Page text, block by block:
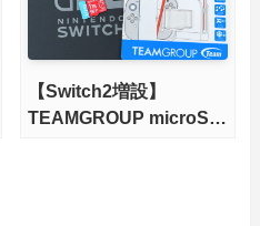
【Switch2増設】
TEAMGROUP microSD